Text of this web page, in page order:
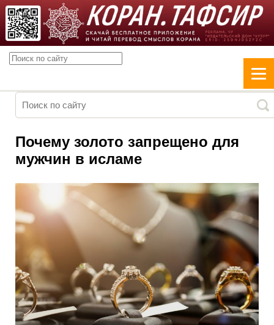
Почему золото запрещено для
мужчин в исламе